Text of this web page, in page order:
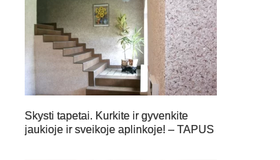
Skysti tapetai. Kurkite ir gyvenkite
jaukioje ir sveikoje aplinkoje! – TAPUS